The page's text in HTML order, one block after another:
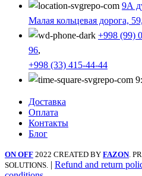
9А
Малая кольцевая дорога,
+998 (99)
96,
+998 (33) 415-44-44
Доставка
Оплата
Контакты
Блог
ON OFF 2022 CREATED BY FAZON.
SOLUTIONS. | Refund and return